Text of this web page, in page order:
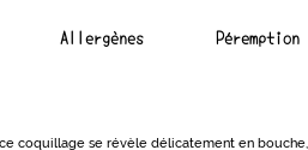
Allergènes Péremption
coquillage se révèle délicatement en